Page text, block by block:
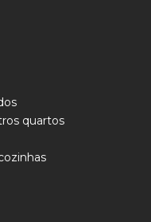
quartos